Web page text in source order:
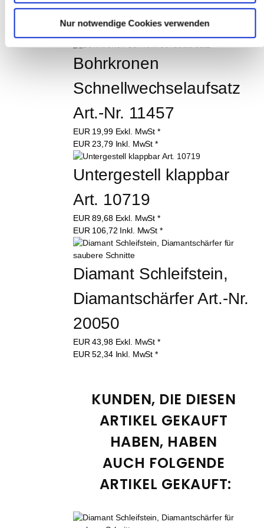
Nur notwendige Cookies verwenden
INTERESSIEREN:
Bohrkronen
Schnellwechselaufsatz
Art.-Nr. 11457
EUR 19,99 Exkl. MwSt *
EUR 23,79 Inkl. MwSt *
Untergestell klappbar
Art. 10719
EUR89,68 Exkl. MwSt *
EUR 106,72 Inkl. MwSt *
Diamant Schleifstein,
Diamantschärfer Art.-Nr.
20050
EUR43,98 Exkl. MwSt *
EUR52,34 Inkl. MwSt *
KUNDEN, DIE DIESEN
ARTIKEL GEKAUFT
HABEN, HABEN
AUCH FOLGENDE
ARTIKEL GEKAUFT: